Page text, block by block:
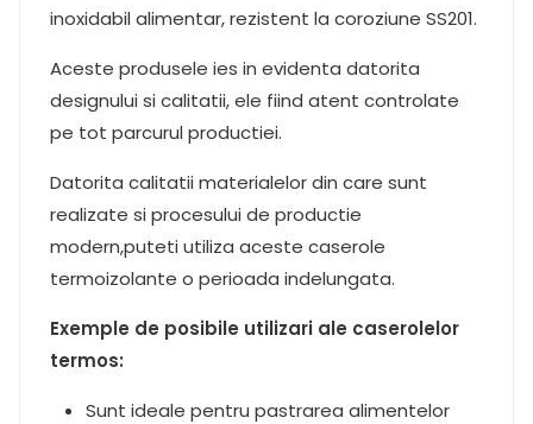
inoxidabil alimentar, rezistent la coroziune SS201.
Aceste produsele ies in evidenta datorita
designului si calitatii, ele fiind atent controlate
pe tot parcurul productiei.
Datorita calitatii materialelor din care sunt
realizate si procesului de productie
modern,puteti utiliza aceste caserole
termoizolante o perioada indelungata.
Exemple de posibile utilizari ale caserolelor
termos:
Sunt ideale pentru pastrarea alimentelor